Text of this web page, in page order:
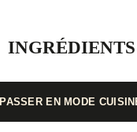
INGRÉDIENTS
PASSER EN MODE